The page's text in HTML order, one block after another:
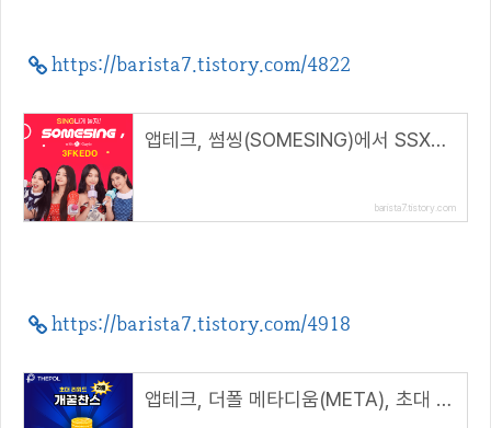
https://barista7.tistory.com/4822
앱테크, 썸씽(SOMESING)에서 SSX코인 받는 방법( 추천코드 : 3FKEDO )
barista7.tistory.com
https://barista7.tistory.com/4918
앱테크, 더폴 메타디움(META), 초대 리워드 2배 개꿀찬스